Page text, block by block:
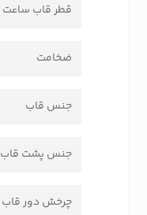
قطر قاب ساعت
ضخامت
جنس قاب
جنس پشت قاب
چرخش دور قاب